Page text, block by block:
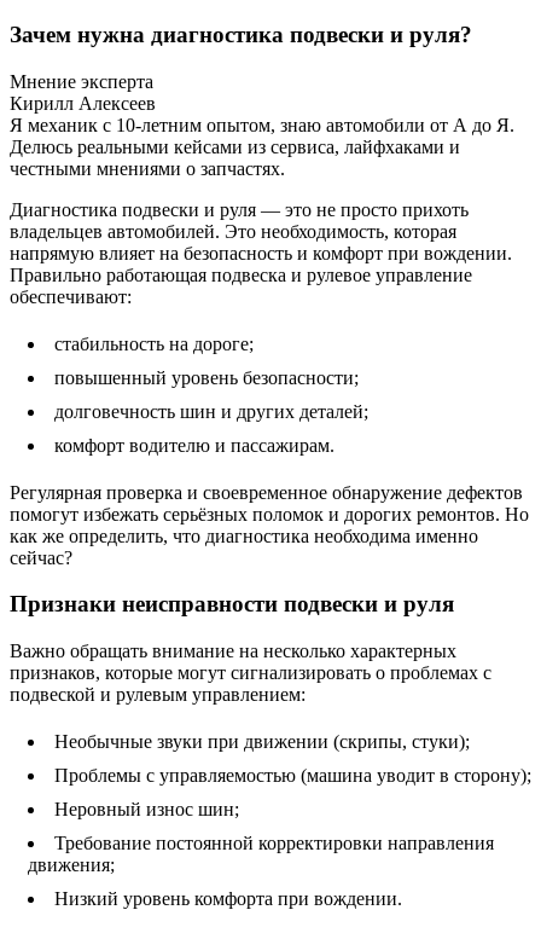
Зачем нужна диагностика подвески и руля?
Мнение эксперта
Кирилл Алексеев
Я механик с 10-летним опытом, знаю автомобили от А до Я.
Делюсь реальными кейсами из сервиса, лайфхаками и
честными мнениями о запчастях.
Диагностика подвески и руля — это не просто прихоть
владельцев автомобилей. Это необходимость, которая
напрямую влияет на безопасность и комфорт при вождении.
Правильно работающая подвеска и рулевое управление
обеспечивают:
стабильность на дороге;
повышенный уровень безопасности;
долговечность шин и других деталей;
комфорт водителю и пассажирам.
Регулярная проверка и своевременное обнаружение дефектов
помогут избежать серьёзных поломок и дорогих ремонтов. Но
как же определить, что диагностика необходима именно
сейчас?
Признаки неисправности подвески и руля
Важно обращать внимание на несколько характерных
признаков, которые могут сигнализировать о проблемах с
подвеской и рулевым управлением:
Необычные звуки при движении (скрипы, стуки);
Проблемы с управляемостью (машина уводит в сторону);
Неровный износ шин;
Требование постоянной корректировки направления
движения;
Низкий уровень комфорта при вождении.